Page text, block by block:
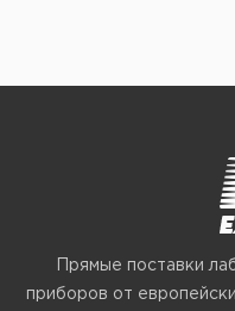
Прямые поставки
приборов от